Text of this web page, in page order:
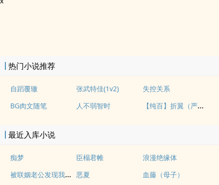
热门小说推荐
自蹈覆辙 张武特佳(1v2)
失控关系
BG肉文随笔
人不弱智时 【纯百】折翼（严厉上司是小鸟）
最近入库小说
痴梦 臣榻君帷 浪漫绝缘体
被联姻老公发现我写po文后 恶夏 血藤（母子）